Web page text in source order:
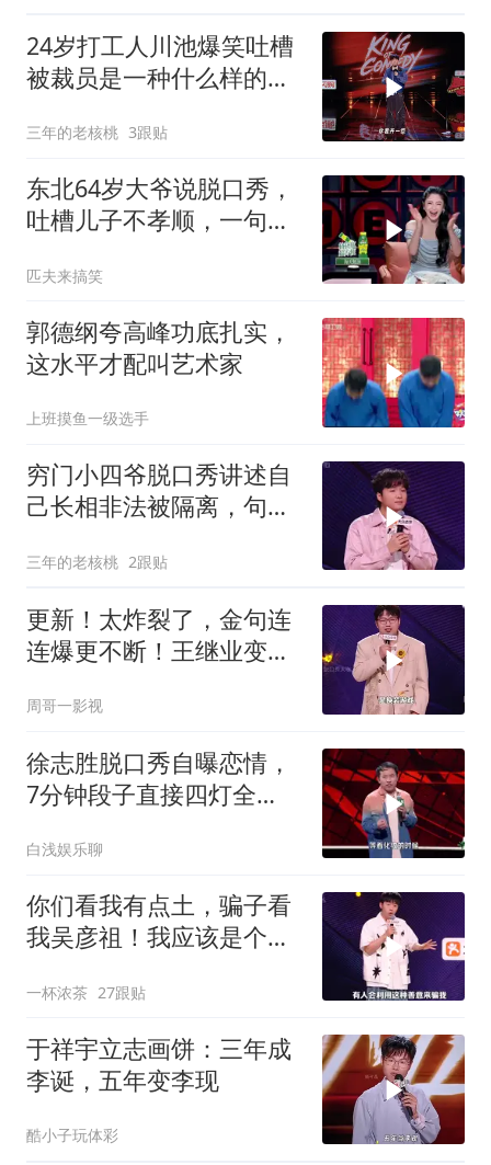
24岁打工人川池爆笑吐槽
被裁员是一种什么样的体
三年的老核桃 3跟贴
东北64岁大爷说脱口秀，
吐槽儿子不孝顺，一句话
匹夫来搞笑
郭德纲夸高峰功底扎实，
这水平才配叫艺术家
上班摸鱼一级选手
穷门小四爷脱口秀讲述自
己长相非法被隔离，句句
三年的老核桃 2跟贴
更新！太炸裂了，金句连
连爆更不断！王继业变业
周哥一影视
徐志胜脱口秀自曝恋情，
7分钟段子直接四灯全
白浅娱乐聊
你们看我有点土，骗子看
我吴彦祖！我应该是个大
一杯浓茶 27跟贴
于祥宇立志画饼：三年成
李诞，五年变李现
酷小子玩体彩